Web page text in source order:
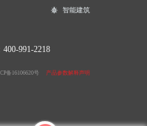
智能建筑
991-2218
备16106620号 产品参数解释声明